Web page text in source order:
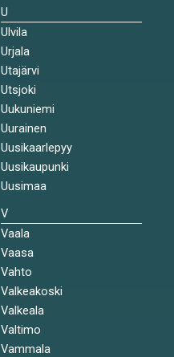
U
Ulvila
Urjala
Utajärvi
Utsjoki
Uukuniemi
Uurainen
Uusikaarlepyy
Uusikaupunki
Uusimaa
V
Vaala
Vaasa
Vahto
Valkeakoski
Valkeala
Valtimo
Vammala